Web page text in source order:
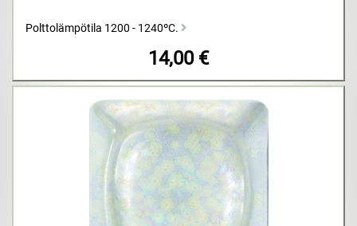
Polttolämpötila 1200 - 1240ºC.
14,00 €